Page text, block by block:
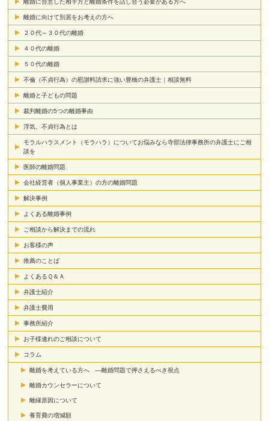
離婚に合意した相手方と離婚条件を話し合う必要がある方へ
離婚に向けて別居をお考えの方へ
２０代～３０代の離婚
４０代の離婚
５０代の離婚
不倫（不貞行為）の慰謝料請求に強い豊橋の弁護士｜相談無料
離婚と子どもの問題
裁判離婚の5つの離婚事由
浮気、不貞行為とは
モラルハラスメント（モラハラ）についてお悩みなら寺部法律事務所の弁護士にご相
談を
医師の離婚問題
会社経営者（個人事業主）の方の離婚問題
解決事例
よくある離婚事例
ご相談から解決までの流れ
お客様の声
推薦のことば
よくあるＱ＆Ａ
弁護士紹介
弁護士費用
事務所紹介
お子様連れのご相談について
コラム
離婚を考えている方へ ―離婚問題で押さえるべき視点
離婚カウンセラーについて
離縁原因について
養育費の増減額